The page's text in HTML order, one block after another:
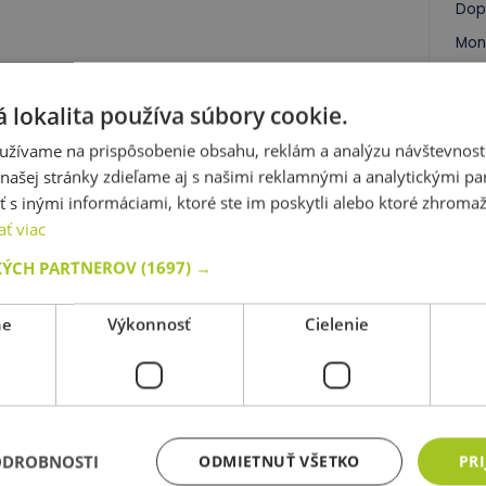
produkty
Plastová stolová doska -
kruh - červená
kód: 83 0004C
termín dodania:
86,90 €
95,90 €
cena za posledných 30 dní
Plastová stolová
lichobežník -
kód: 83 0003M
Predpokladaný termín
Najnižšia cena za
Do košíka
lokalita používa súbory cookie.
na prispôsobenie obsahu, reklám a analýzu
stránky zdieľame aj s našimi reklamnými a analytickými
s inými informáciami, ktoré ste im poskytli alebo ktoré
viac
PARTNEROV(1697) →
Výkonnosť Cielenie
ODMIETNUŤ VŠETKO